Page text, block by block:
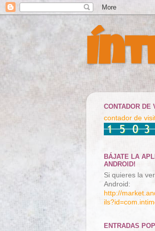
CONTADOR DE
contador de
BÁJATE LA
ANDROID!
Si quieres la
Android:
http://
ENTRADAS